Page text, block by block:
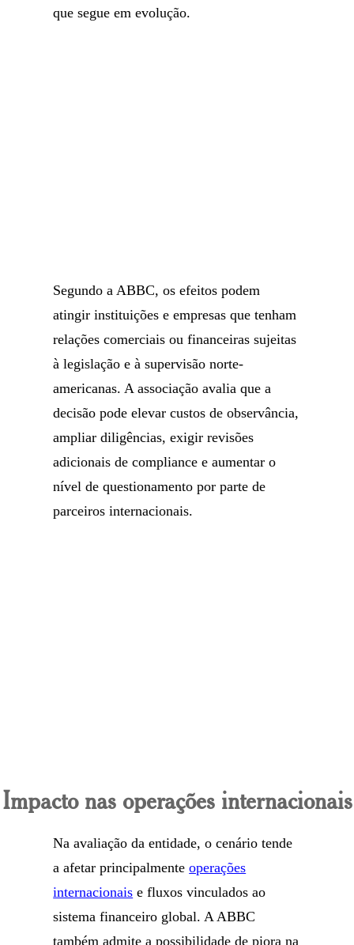
que segue em evolução.
Segundo a ABBC, os efeitos podem
atingir instituições e empresas que tenham
relações comerciais ou financeiras sujeitas
à legislação e à supervisão norte-
americanas. A associação avalia que a
decisão pode elevar custos de observância,
ampliar diligências, exigir revisões
adicionais de compliance e aumentar o
nível de questionamento por parte de
parceiros internacionais.
Impacto nas operações internacionais
Na avaliação da entidade, o cenário tende
a afetar principalmenteoperações
internacionais e fluxos vinculados ao
sistema financeiro global. A ABBC
também admite a possibilidade de piora na